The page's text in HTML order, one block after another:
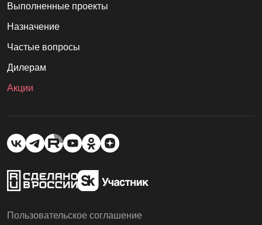
Выполненные проекты
Назначение
Частые вопросы
Дилерам
Акции
Пользовательское соглашение